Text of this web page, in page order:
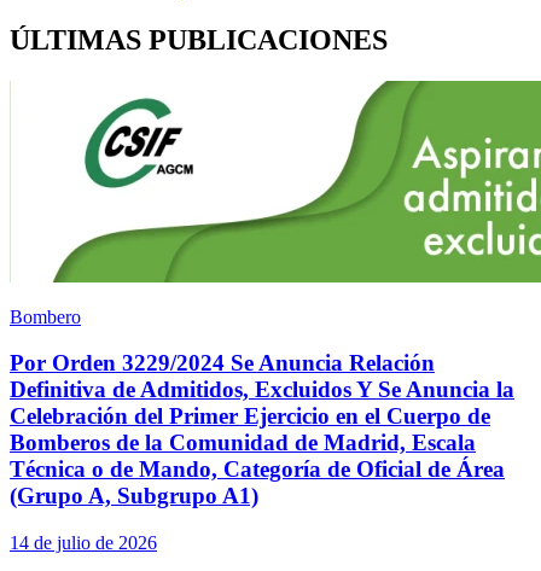
ÚLTIMAS PUBLICACIONES
Bombero
Por Orden 3229/2024 Se Anuncia Relación
Definitiva de Admitidos, Excluidos Y Se Anuncia la
Celebración del Primer Ejercicio en el Cuerpo de
Bomberos de la Comunidad de Madrid, Escala
Técnica o de Mando, Categoría de Oficial de Área
(Grupo A, Subgrupo A1)
14 de julio de 2026